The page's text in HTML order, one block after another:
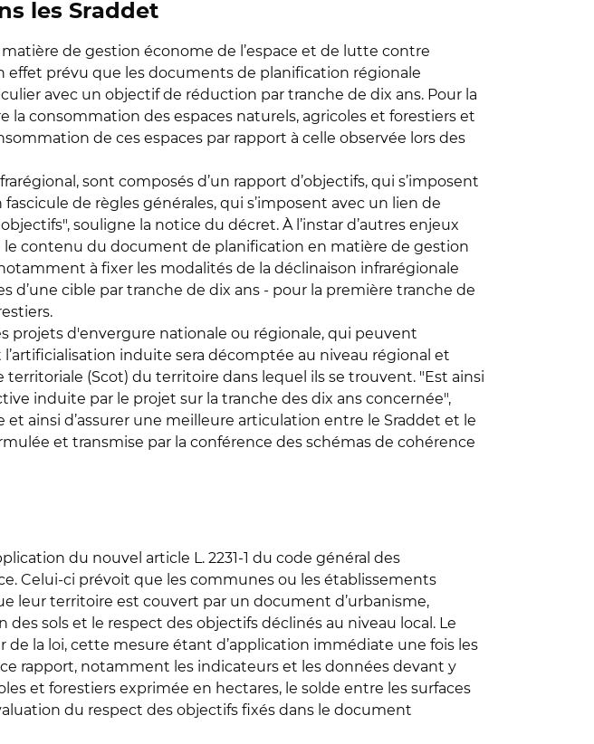
les Sraddet
de gestion économe de l’espace et de lutte contre
effet prévu que les documents de planification régionale
avec un objectif de réduction par tranche de dix ans. Pour la
la consommation des espaces naturels, agricoles et forestiers et
de ces espaces par rapport à celle observée lors des
sont composés d’un rapport d’objectifs, qui s’imposent
de règles générales, qui s’imposent avec un lien de
souligne la notice du décret. À l’instar d’autres enjeux
contenu du document de planification en matière de gestion
à fixer les modalités de la déclinaison infrarégionale
d’une cible par tranche de dix ans - pour la première tranche de
projets d'envergure nationale ou régionale, qui peuvent
induite sera décomptée au niveau régional et
(Scot) du territoire dans lequel ils se trouvent. "Est ainsi
induite par le projet sur la tranche des dix ans concernée",
ainsi d’assurer une meilleure articulation entre le Sraddet et le
et transmise par la conférence des schémas de cohérence
du nouvel article L. 2231-1 du code général des
Celui-ci prévoit que les communes ou les établissements
leur territoire est couvert par un document d’urbanisme,
sols et le respect des objectifs déclinés au niveau local. Le
la loi, cette mesure étant d’application immédiate une fois les
rapport, notamment les indicateurs et les données devant y
et forestiers exprimée en hectares, le solde entre les surfaces
du respect des objectifs fixés dans le document